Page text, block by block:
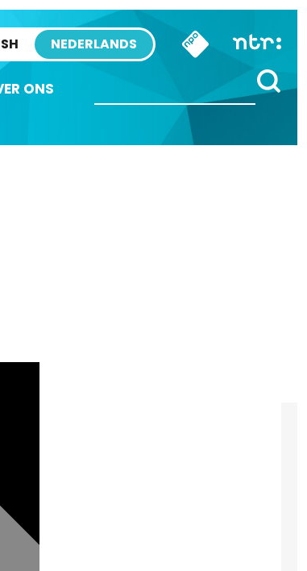
NEDERLANDS
ONS